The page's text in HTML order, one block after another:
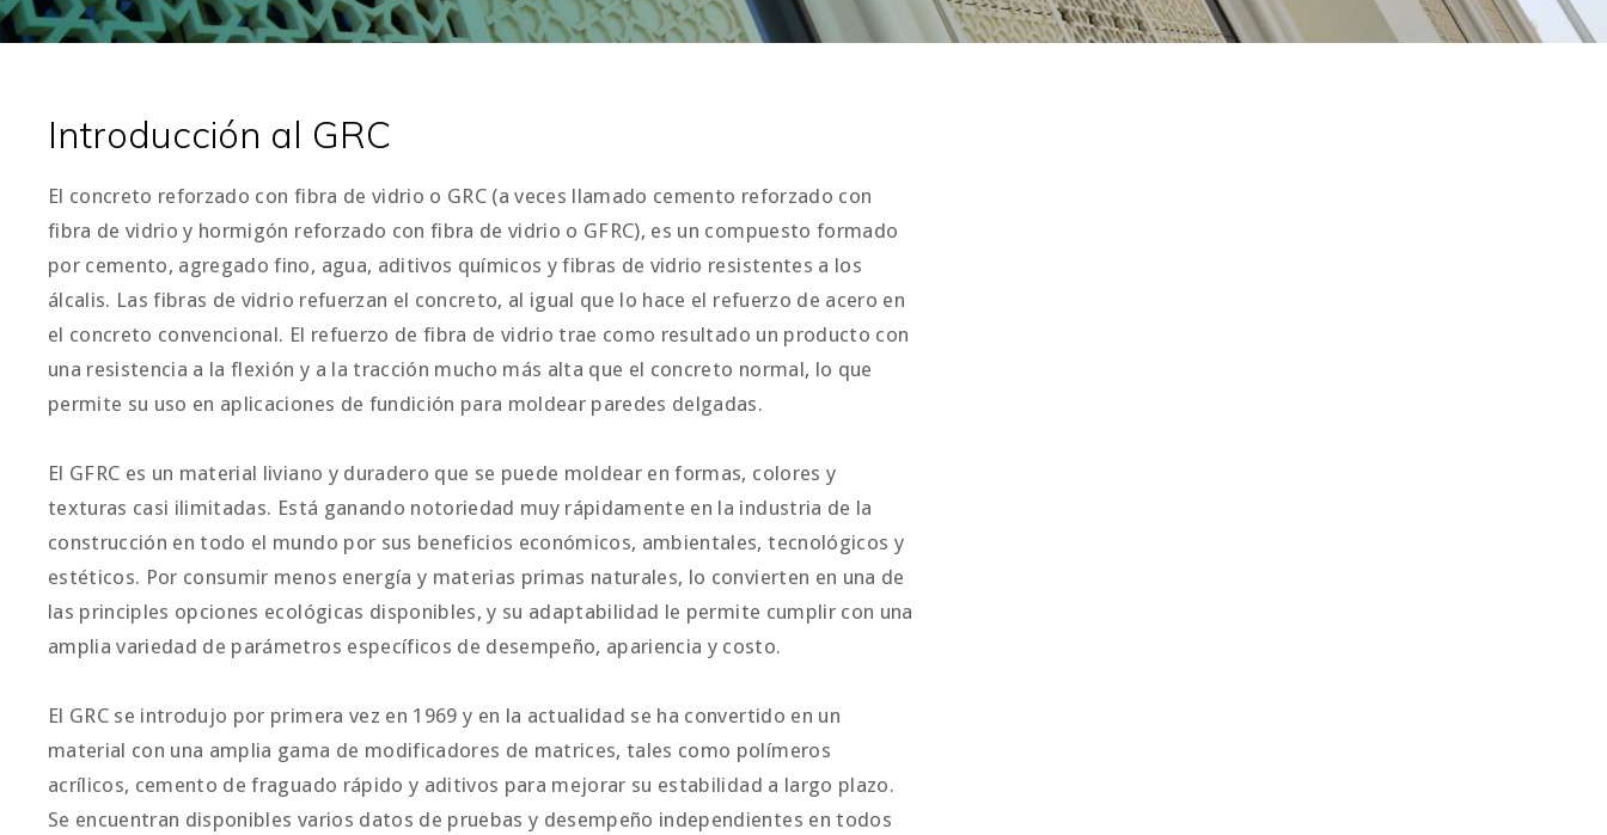
Introducción al GRC
El concreto reforzado con fibra de vidrio o GRC (a veces llamado cemento reforzado con
fibra de vidrio y hormigón reforzado con fibra de vidrio o GFRC), es un compuesto formado
por cemento, agregado fino, agua, aditivos químicos y fibras de vidrio resistentes a los
álcalis. Las fibras de vidrio refuerzan el concreto, al igual que lo hace el refuerzo de acero en
el concreto convencional. El refuerzo de fibra de vidrio trae como resultado un producto con
una resistencia a la flexión y a la tracción mucho más alta que el concreto normal, lo que
permite su uso en aplicaciones de fundición para moldear paredes delgadas.
El GFRC es un material liviano y duradero que se puede moldear en formas, colores y
texturas casi ilimitadas. Está ganando notoriedad muy rápidamente en la industria de la
construcción en todo el mundo por sus beneficios económicos, ambientales, tecnológicos y
estéticos. Por consumir menos energía y materias primas naturales, lo convierten en una de
las principles opciones ecológicas disponibles, y su adaptabilidad le permite cumplir con una
amplia variedad de parámetros específicos de desempeño, apariencia y costo.
El GRC se introdujo por primera vez en 1969 y en la actualidad se ha convertido en un
material con una amplia gama de modificadores de matrices, tales como polímeros
acrílicos, cemento de fraguado rápido y aditivos para mejorar su estabilidad a largo plazo.
Se encuentran disponibles varios datos de pruebas y desempeño independientes en todos